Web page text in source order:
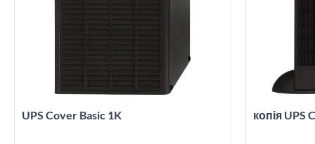
UPS Cover Basic 1K копія UPS